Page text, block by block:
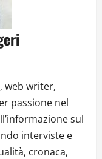
web writer,
passione nel
sul
interviste e
cronaca,